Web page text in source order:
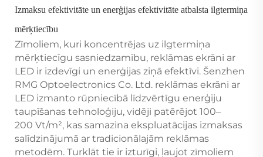
Izmaksu efektivitāte un enerģijas efektivitāte atbalsta ilgtermiņa
mērķtiecību
Zīmoliem, kuri koncentrējas uz ilgtermiņa
mērķtiecīgu sasniedzamību, reklāmas ekrāni ar
LED ir izdevīgi un enerģijas ziņā efektīvi. Šenzhen
RMG Optoelectronics Co. Ltd. reklāmas ekrāni ar
LED izmanto rūpniecībā līdzvērtīgu enerģiju
taupīšanas tehnoloģiju, vidēji patērējot 100–
200 Vt/m², kas samazina ekspluatācijas izmaksas
salīdzinājumā ar tradicionālajām reklāmas
metodēm. Turklāt tie ir izturīgi, ļaujot zīmoliem